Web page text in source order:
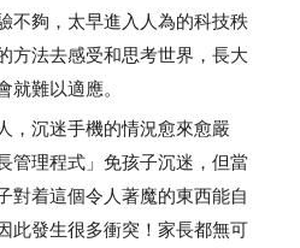
不夠，太早進入人為的科技秩
方法去感受和思考世界，長大
難以適應。
，沉迷手機的情況愈來愈嚴
管理程式」免孩子沉迷，但當
對着這個令人著魔的東西能自
此發生很多衝突！家長都無可